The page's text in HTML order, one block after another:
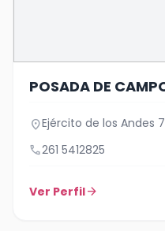
POSADA DE
location_onEjército de los Andes
call261 5412825
Ver Perfilarrow_forward